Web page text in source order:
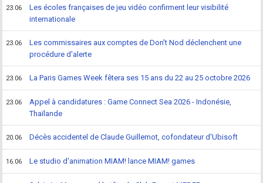
23.06
Les écoles françaises de jeu vidéo confirment leur visibilité
internationale
23.06
Les commissaires aux comptes de Don't Nod déclenchent une
procédure d'alerte
23.06 La Paris Games Week fêtera ses 15 ans du 22 au 25 octobre 2026
23.06
Appel à candidatures : Game Connect Sea 2026 - Indonésie,
Thaïlande
20.06 Décès accidentel de Claude Guillemot, cofondateur d'Ubisoft
16.06 Le studio d'animation MIAM! lance MIAM! games